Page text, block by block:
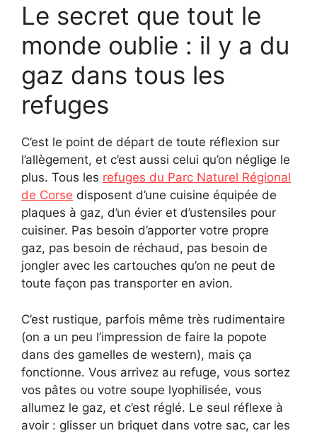
Le secret que tout le
monde oublie : il y a du
gaz dans tous les
refuges
C’est le point de départ de toute réflexion sur
l’allègement, et c’est aussi celui qu’on néglige le
plus. Tous les refuges du Parc Naturel Régional
de Corse disposent d’une cuisine équipée de
plaques à gaz, d’un évier et d’ustensiles pour
cuisiner. Pas besoin d’apporter votre propre
gaz, pas besoin de réchaud, pas besoin de
jongler avec les cartouches qu’on ne peut de
toute façon pas transporter en avion.
C’est rustique, parfois même très rudimentaire
(on a un peu l’impression de faire la popote
dans des gamelles de western), mais ça
fonctionne. Vous arrivez au refuge, vous sortez
vos pâtes ou votre soupe lyophilisée, vous
allumez le gaz, et c’est réglé. Le seul réflexe à
avoir : glisser un briquet dans votre sac, car les